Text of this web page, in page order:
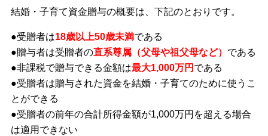
結婚・子育て資金贈与の概要は、下記のとおりです。
●受贈者は18歳以上50歳未満である
●贈与者は受贈者の直系尊属（父母や祖父母など） である
●非課税で贈与できる金額は最大1,000万円 である
●受贈者は贈与された資金を結婚・子育てのために使うこ
とができる
●受贈者の前年の合計所得金額が1,000万円を超える場合
は適用できない